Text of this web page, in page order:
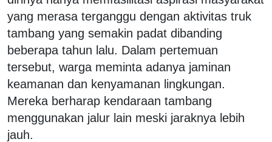
yang merasa terganggu dengan aktivitas truk
tambang yang semakin padat dibanding
beberapa tahun lalu. Dalam pertemuan
tersebut, warga meminta adanya jaminan
keamanan dan kenyamanan lingkungan.
Mereka berharap kendaraan tambang
menggunakan jalur lain meski jaraknya lebih
jauh.